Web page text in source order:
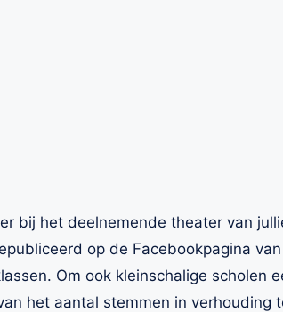
bij het deelnemende theater van
op de Facebookpagina
Om ook kleinschalige scholen
het aantal stemmen in verhouding